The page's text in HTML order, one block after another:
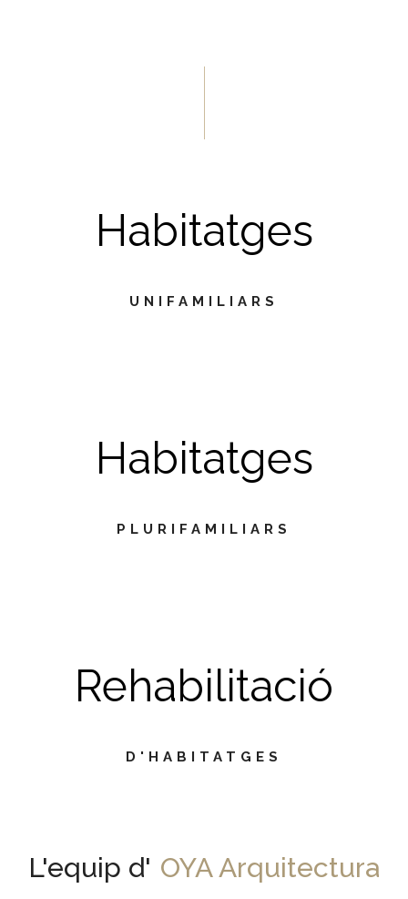
Habitatges
UNIFAMILIARS
Habitatges
PLURIFAMILIARS
Rehabilitació
D'HABITATGES
L'equip d' OYA Arquitectura